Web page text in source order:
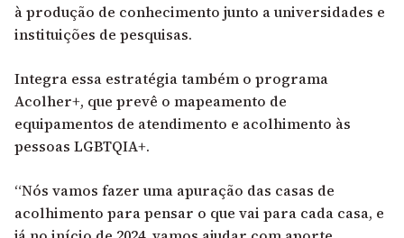
à produção de conhecimento junto a universidades e
instituições de pesquisas.
Integra essa estratégia também o programa
Acolher+, que prevê o mapeamento de
equipamentos de atendimento e acolhimento às
pessoas LGBTQIA+.
“Nós vamos fazer uma apuração das casas de
acolhimento para pensar o que vai para cada casa, e